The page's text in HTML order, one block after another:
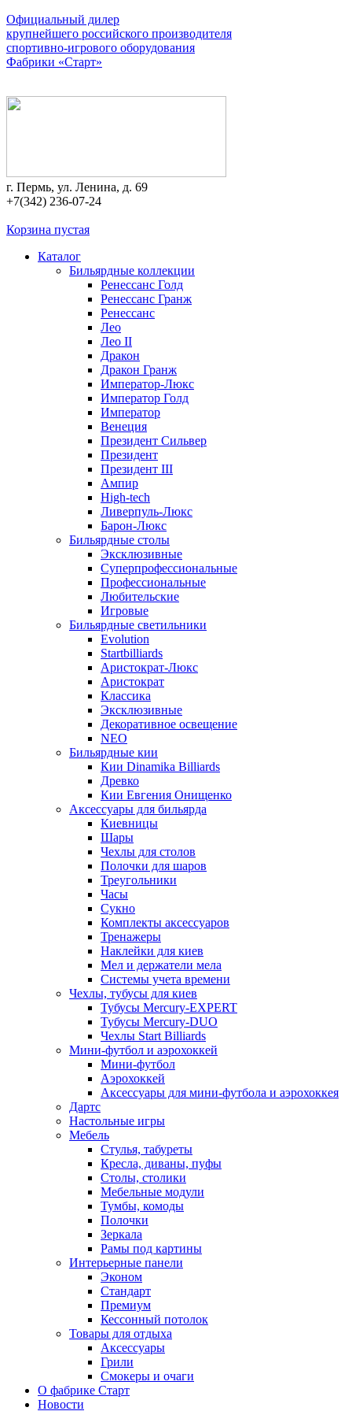
Официальный дилер
крупнейшего российского производителя
спортивно-игрового оборудования
Фабрики «Старт»
г. Пермь, ул. Ленина, д. 69
+7(342) 236-07-24
Корзина пустая
Каталог
Бильярдные коллекции
Ренессанс Голд
Ренессанс Гранж
Ренессанс
Лео
Лео II
Дракон
Дракон Гранж
Император-Люкс
Император Голд
Император
Венеция
Президент Сильвер
Президент
Президент III
Ампир
High-tech
Ливерпуль-Люкс
Барон-Люкс
Бильярдные столы
Эксклюзивные
Суперпрофессиональные
Профессиональные
Любительские
Игровые
Бильярдные светильники
Evolution
Startbilliards
Аристократ-Люкс
Аристократ
Классика
Эксклюзивные
Декоративное освещение
NEO
Бильярдные кии
Кии Dinamika Billiards
Древко
Кии Евгения Онищенко
Аксессуары для бильярда
Киевницы
Шары
Чехлы для столов
Полочки для шаров
Треугольники
Часы
Сукно
Комплекты аксессуаров
Тренажеры
Наклейки для киев
Мел и держатели мела
Системы учета времени
Чехлы, тубусы для киев
Тубусы Mercury-EXPERT
Тубусы Mercury-DUO
Чехлы Start Billiards
Мини-футбол и аэрохоккей
Мини-футбол
Аэрохоккей
Аксессуары для мини-футбола и аэрохоккея
Дартс
Настольные игры
Мебель
Стулья, табуреты
Кресла, диваны, пуфы
Столы, столики
Мебельные модули
Тумбы, комоды
Полочки
Зеркала
Рамы под картины
Интерьерные панели
Эконом
Стандарт
Премиум
Кессонный потолок
Товары для отдыха
Аксессуары
Грили
Смокеры и очаги
О фабрике Старт
Новости